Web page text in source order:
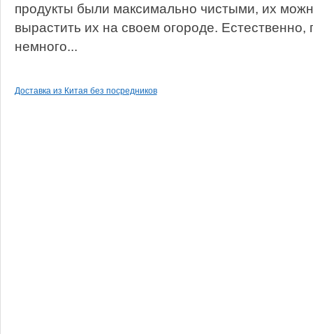
продукты были максимально чистыми, их
вырастить их на своем огороде. Естественно,
немного...
Доставка из Китая без посредников